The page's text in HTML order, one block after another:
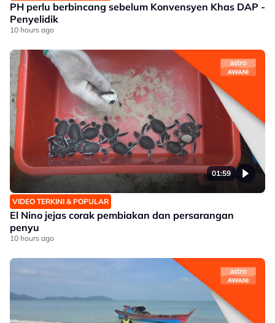
PH perlu berbincang sebelum Konvensyen Khas DAP -
Penyelidik
10 hours ago
01:59
VIDEO TERKINI & POPULAR
El Nino jejas corak pembiakan dan persarangan
penyu
10 hours ago